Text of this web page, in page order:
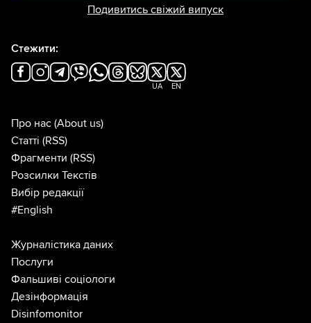
Подивитись свіжий випуск
Стежити:
UA EN
Про нас (About us)
Статті (RSS)
Фрагменти (RSS)
Розсилки Текстів
Вибір редакції
#English
Журналістика даних
Послуги
Фальшиві соціологи
Дезінформація
Disinfomonitor